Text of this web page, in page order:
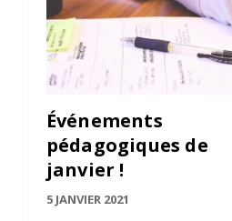
Événements
pédagogiques de
janvier !
5 JANVIER 2021